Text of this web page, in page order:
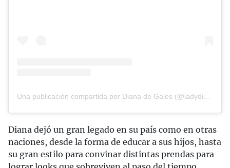
Diana dejó un gran legado en su país como en otras
naciones, desde la forma de educar a sus hijos, hasta
su gran estilo para convinar distintas prendas para